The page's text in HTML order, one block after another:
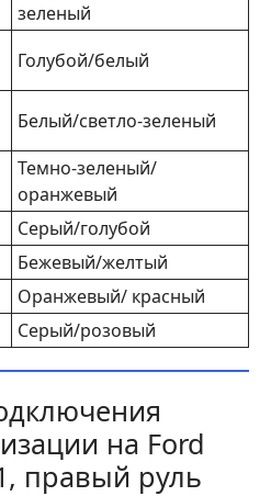
зеленый
Голубой/белый
Белый/светло-зеленый
Темно-зеленый/
оранжевый
Серый/голубой
Бежевый/желтый
Оранжевый/ красный
Серый/розовый
на Ford
правый руль